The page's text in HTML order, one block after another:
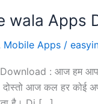
wala Apps
Mobile Apps /
: आज हम आप
आज कल हर कोई